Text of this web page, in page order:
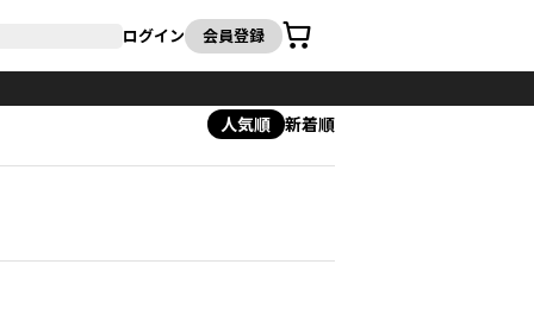
ログイン 会員登録
カート
人気順 新着順